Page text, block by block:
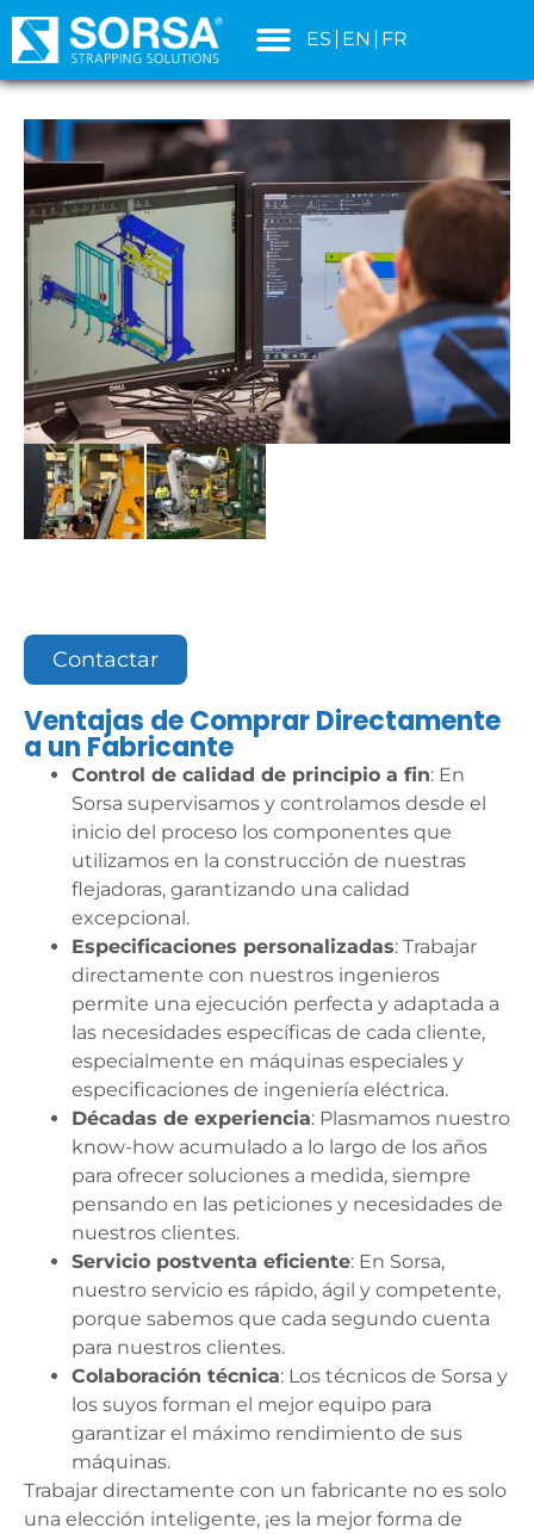
contenido
ES EN FR
Contactar
Ventajas de Comprar Directamente
a un Fabricante
Control de calidad de principio a fin: En
Sorsa supervisamos y controlamos desde el
inicio del proceso los componentes que
utilizamos en la construcción de nuestras
flejadoras, garantizando una calidad
excepcional.
Especificaciones personalizadas: Trabajar
directamente con nuestros ingenieros
permite una ejecución perfecta y adaptada a
las necesidades específicas de cada cliente,
especialmente en máquinas especiales y
especificaciones de ingeniería eléctrica.
Décadas de experiencia: Plasmamos nuestro
know-how acumulado a lo largo de los años
para ofrecer soluciones a medida, siempre
pensando en las peticiones y necesidades de
nuestros clientes.
Servicio postventa eficiente: En Sorsa,
nuestro servicio es rápido, ágil y competente,
porque sabemos que cada segundo cuenta
para nuestros clientes.
Colaboración técnica: Los técnicos de Sorsa y
los suyos forman el mejor equipo para
garantizar el máximo rendimiento de sus
máquinas.
Trabajar directamente con un fabricante no es solo
una elección inteligente, ¡es la mejor forma de